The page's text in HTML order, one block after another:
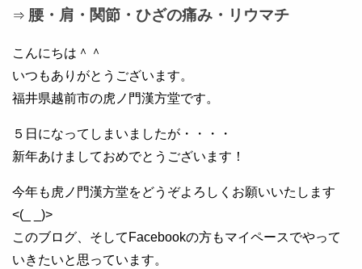
⇒ 腰・肩・関節・ひざの痛み・リウマチ
こんにちは＾＾
いつもありがとうございます。
福井県越前市の虎ノ門漢方堂です。
５日になってしまいましたが・・・・
新年あけましておめでとうございます！
今年も虎ノ門漢方堂をどうぞよろしくお願いいたします
<(_ _)>
このブログ、そしてFacebookの方もマイペースでやって
いきたいと思っています。